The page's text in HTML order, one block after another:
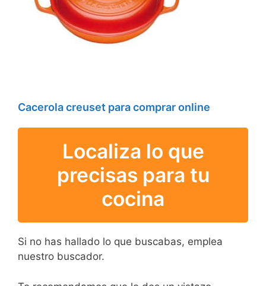
Cacerola creuset para comprar online
Localiza lo que
precisas para tu
cocina
Si no has hallado lo que buscabas, emplea
nuestro buscador.